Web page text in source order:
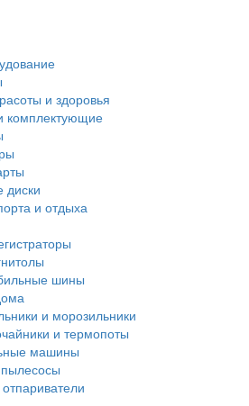
и здоровья
комплектующие
диски
и отдыха
шины
и морозильники
и термопоты
машины